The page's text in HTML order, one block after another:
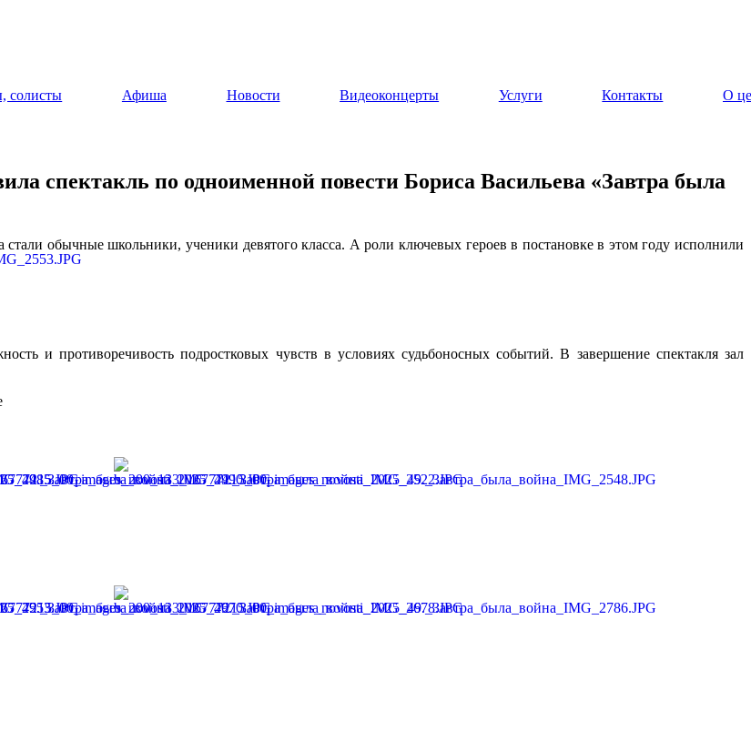
солисты Афиша Новости Видеоконцерты Услуги Контакты О
спектакль по одноименной повести Бориса Васильева «Завтра была
обычные школьники, ученики девятого класса. А роли ключевых героев в постановке в этом году исполнили
и противоречивость подростковых чувств в условиях судьбоносных событий. В завершение спектакля зал